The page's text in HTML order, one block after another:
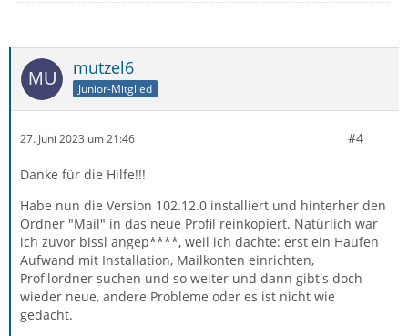
mutzel6
Junior-Mitglied
27. Juni 2023 um 21:46 #4
Danke für die Hilfe!!!
Habe nun die Version 102.12.0 installiert und hinterher den
Ordner "Mail" in das neue Profil reinkopiert. Natürlich war
ich zuvor bissl angep****, weil ich dachte: erst ein Haufen
Aufwand mit Installation, Mailkonten einrichten,
Profilordner suchen und so weiter und dann gibt's doch
wieder neue, andere Probleme oder es ist nicht wie
gedacht.